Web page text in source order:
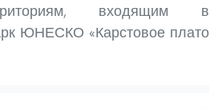
входящим в
ЮНЕСКО «Карстовое плато